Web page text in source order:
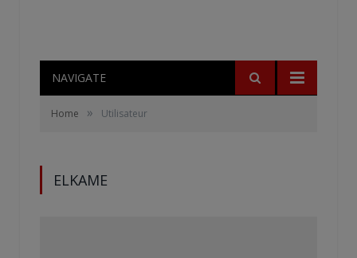
NAVIGATE
Home » Utilisateur
ELKAME